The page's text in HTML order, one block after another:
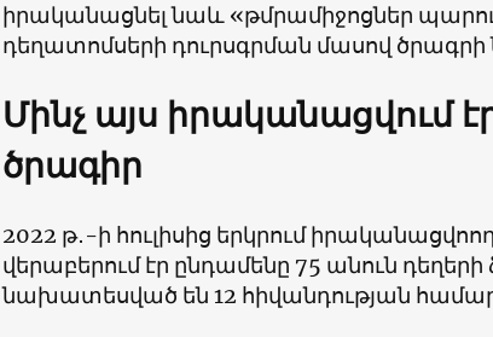
իրականացնել նաև «թմրամիջոցներ
դեղատոմսերի դուրսգրման մասով ծրագրի
Մինչ այս իրականացվում
ծրագիր
2022 թ․-ի հուլիսից երկրում
վերաբերում էր ընդամենը 75 անուն
նախատեսված են 12 հիվանդության